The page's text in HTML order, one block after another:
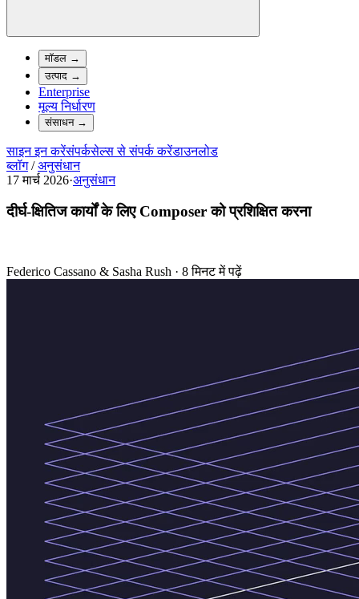
मॉडल →
उत्पाद →
Enterprise
मूल्य निर्धारण
संसाधन→
साइन इन करेंसंपर्कसेल्स से संपर्क करेंडाउनलोड
ब्लॉग / अनुसंधान
17 मार्च 2026·अनुसंधान
दीर्घ-क्षितिज कार्यों के लिए Composer को प्रशिक्षित करना
Federico Cassano & Sasha Rush · 8 मिनट में पढ़ें